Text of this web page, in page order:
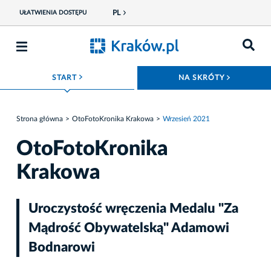
UŁATWIENIA DOSTĘPU PL
START ROZWIŃ MENU NA SKRÓTY
Strona główna OtoFotoKronika Krakowa Wrzesień 2021
OtoFotoKronika
Krakowa
Uroczystość wręczenia Medalu "Za
Mądrość Obywatelską" Adamowi
Bodnarowi